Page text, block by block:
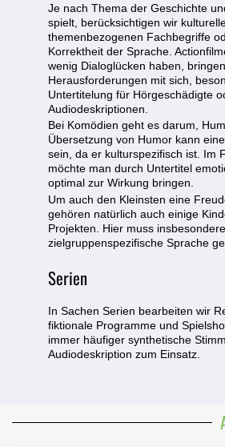
Je nach Thema der Geschichte
spielt, berücksichtigen wir
themenbezogenen Fachbegriffe
Korrektheit der Sprache.
wenig Dialoglücken haben,
Herausforderungen mit sich,
Untertitelung für Hörgeschädigte
Audiodeskriptionen.
Bei Komödien geht es darum,
Übersetzung von Humor kann
sein, da er kulturspezifisch ist. Im
möchte man durch Untertitel
optimal zur Wirkung bringen.
Um auch den Kleinsten eine
gehören natürlich auch einige
Projekten. Hier muss
zielgruppenspezifische Sprache
Serien
In Sachen Serien bearbeiten wir
fiktionale Programme und
immer häufiger synthetische
Audiodeskription zum Einsatz.